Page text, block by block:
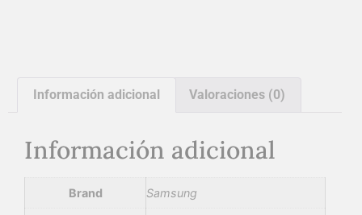
Información adicional Valoraciones (0)
Información adicional
Brand Samsung